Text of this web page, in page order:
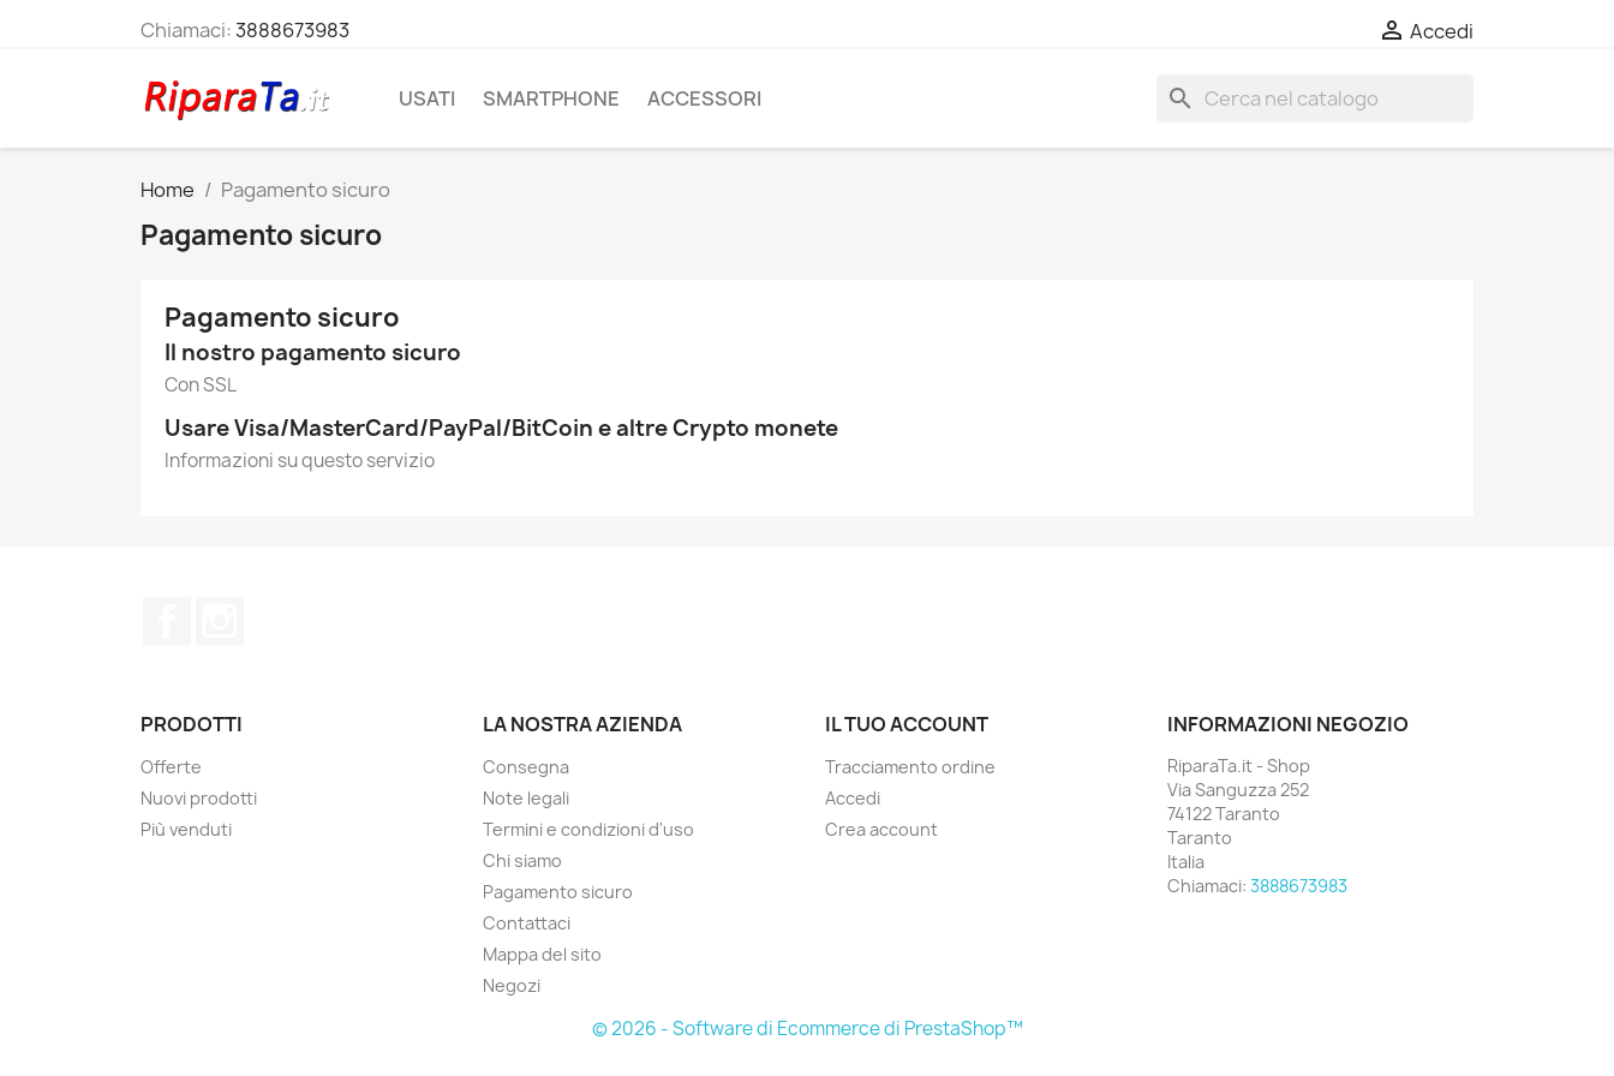
Chiamaci:3888673983  Accedi
USATI SMARTPHONE ACCESSORI search
Home Pagamento sicuro
Pagamento sicuro
Pagamento sicuro
Il nostro pagamento sicuro
Con SSL
Usare Visa/MasterCard/PayPal/BitCoin e altre Crypto monete
Informazioni su questo servizio
PRODOTTI
Offerte
Nuovi prodotti
Più venduti
LA NOSTRA AZIENDA
Consegna
Note legali
Termini e condizioni d'uso
Chi siamo
Pagamento sicuro
Contattaci
Mappa del sito
Negozi
IL TUO ACCOUNT
Tracciamento ordine
Accedi
Crea account
INFORMAZIONI NEGOZIO
RiparaTa.it - Shop
Via Sanguzza 252
74122 Taranto
Taranto
Italia
Chiamaci: 3888673983
© 2026 - Software di Ecommerce di PrestaShop™